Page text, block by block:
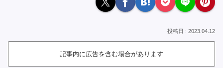
2023.04.12
記事内に広告を含む場合があります